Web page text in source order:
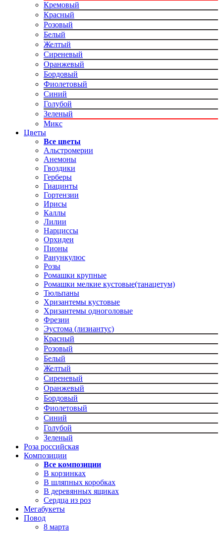
Кремовый
Красный
Розовый
Белый
Желтый
Сиреневый
Оранжевый
Бордовый
Фиолетовый
Синий
Голубой
Зеленый
Микс
Цветы
Все цветы
Альстромерии
Анемоны
Гвоздики
Герберы
Гиацинты
Гортензии
Ирисы
Каллы
Лилии
Нарциссы
Орхидеи
Пионы
Ранункулюс
Розы
Ромашки крупные
Ромашки мелкие кустовые(танацетум)
Тюльпаны
Хризантемы кустовые
Хризантемы одноголовые
Фрезии
Эустома (лизиантус)
Красный
Розовый
Белый
Желтый
Сиреневый
Оранжевый
Бордовый
Фиолетовый
Синий
Голубой
Зеленый
Роза российская
Композиции
Все композиции
В корзинках
В шляпных коробках
В деревянных ящиках
Сердца из роз
Мегабукеты
Повод
8 марта